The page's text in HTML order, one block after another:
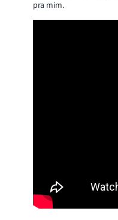
pra mim.